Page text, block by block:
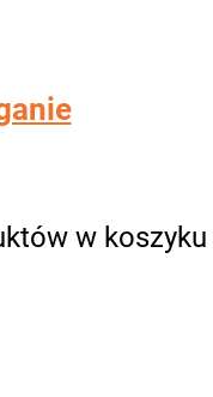
w koszyku